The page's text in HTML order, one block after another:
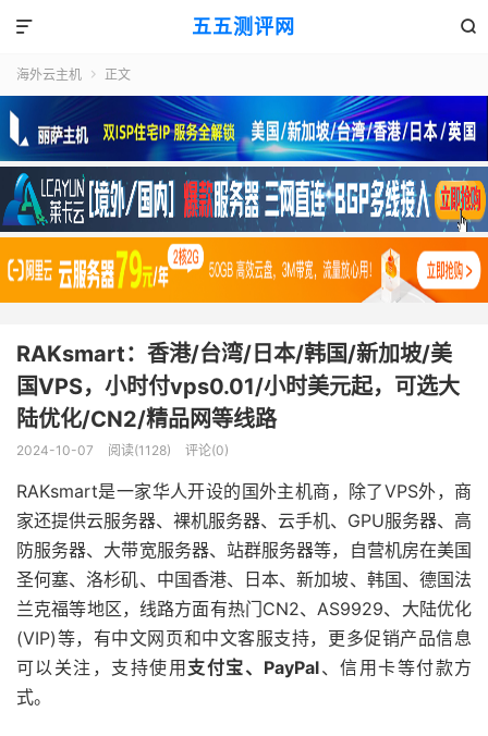
五五测评网 

海外云主机  正文
RAKsmart：香港/台湾/日本/韩国/新加坡/美
国VPS，小时付vps0.01/小时美元起，可选大
陆优化/CN2/精品网等线路
2024-10-07 阅读(1128) 评论(0)
RAKsmart是一家华人开设的国外主机商，除了VPS外，商
家还提供云服务器、裸机服务器、云手机、GPU服务器、高
防服务器、大带宽服务器、站群服务器等，自营机房在美国
圣何塞、洛杉矶、中国香港、日本、新加坡、韩国、德国法
兰克福等地区，线路方面有热门CN2、AS9929、大陆优化
(VIP)等，有中文网页和中文客服支持，更多促销产品信息
可以关注，支持使用 支付宝、PayPal、信用卡等付款方
式。